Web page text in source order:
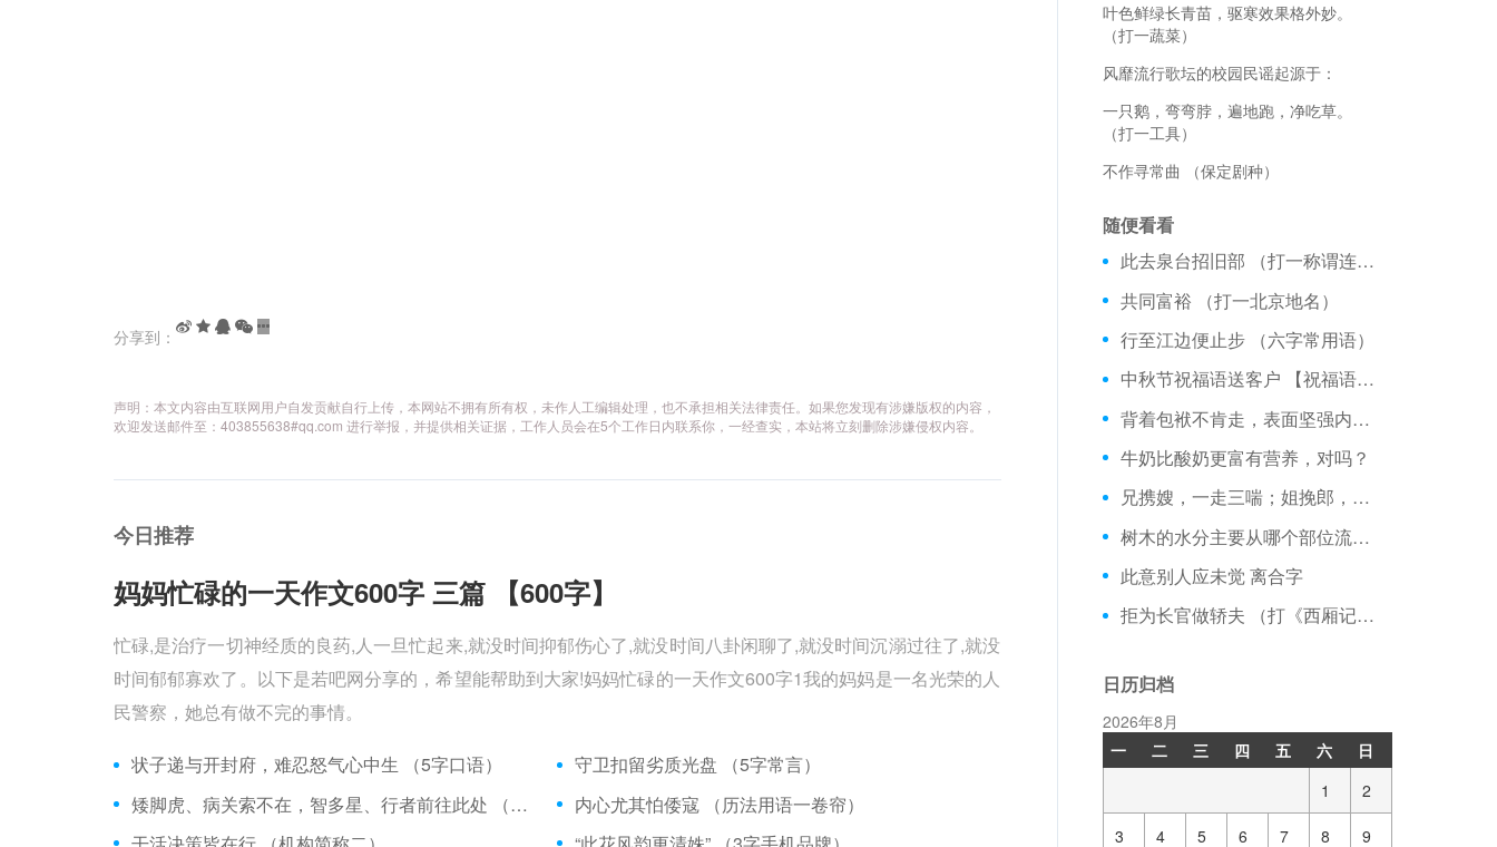
分享到：
声明：本文内容由互联网用户自发贡献自行上传，本网站不拥有所有权，未作人工编辑处理，也不承担相关法律责任。如果您发现有涉嫌版权的内容，
欢迎发送邮件至：403855638#qq.com 进行举报，并提供相关证据，工作人员会在5个工作日内联系你，一经查实，本站将立刻删除涉嫌侵权内容。
今日推荐
妈妈忙碌的一天作文600字 三篇 【600字】
忙碌,是治疗一切神经质的良药,人一旦忙起来,就没时间抑郁伤心了,就没时间八卦闲聊了,就没时间沉溺过往了,就没
时间郁郁寡欢了。以下是若吧网分享的，希望能帮助到大家!妈妈忙碌的一天作文600字1我的妈妈是一名光荣的人
民警察，她总有做不完的事情。
状子递与开封府，难忍怒气心中生 （5字口语）
守卫扣留劣质光盘 （5字常言）
矮脚虎、病关索不在，智多星、行者前往此处 （七字俗语）
内心尤其怕倭寇 （历法用语一卷帘）
叶色鲜绿长青苗，驱寒效果格外妙。
（打一蔬菜）
风靡流行歌坛的校园民谣起源于：
一只鹅，弯弯脖，遍地跑，净吃草。
（打一工具）
不作寻常曲 （保定剧种）
随便看看
此去泉台招旧部 （打一称谓连姓）
共同富裕 （打一北京地名）
行至江边便止步 （六字常用语）
中秋节祝福语送客户 【祝福语大全】
背着包袱不肯走，表面坚强内里柔，行动迟缓不拖拉，碰到困难就缩头
牛奶比酸奶更富有营养，对吗？
兄携嫂，一走三喘；姐挽郎，紧追蜗步；小妹扭八扭，挪半寸 （打字一）
树木的水分主要从哪个部位流失？
此意别人应未觉 离合字
拒为长官做轿夫 （打《西厢记》一句）
日历归档
2026年8月
一
二 三 四 五 六
日
1
2
3 4 5 6 7 8 9